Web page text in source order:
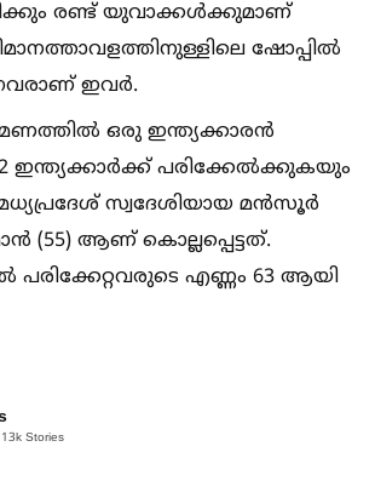
രണ്ട് യുവാക്കള്‍ക്കുമാണ്
ഷോപ്പില്‍
ഇവർ.
ഒരു ഇന്ത്യക്കാരൻ
ഇന്ത്യക്കാർക്ക് പരിക്കേല്‍ക്കുകയും
സ്വദേശിയായ മൻസൂർ
(55) ആണ് കൊല്ലപ്പെട്ടത്.
എണ്ണം 63 ആയി
Stories